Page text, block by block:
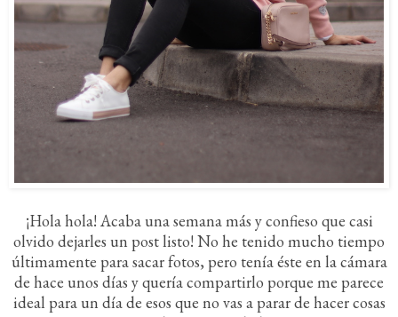
¡Hola hola! Acaba una semana más y confieso que casi
olvido dejarles un post listo! No he tenido mucho tiempo
últimamente para sacar fotos, pero tenía éste en la cámara
de hace unos días y quería compartirlo porque me parece
ideal para un día de esos que no vas a parar de hacer cosas